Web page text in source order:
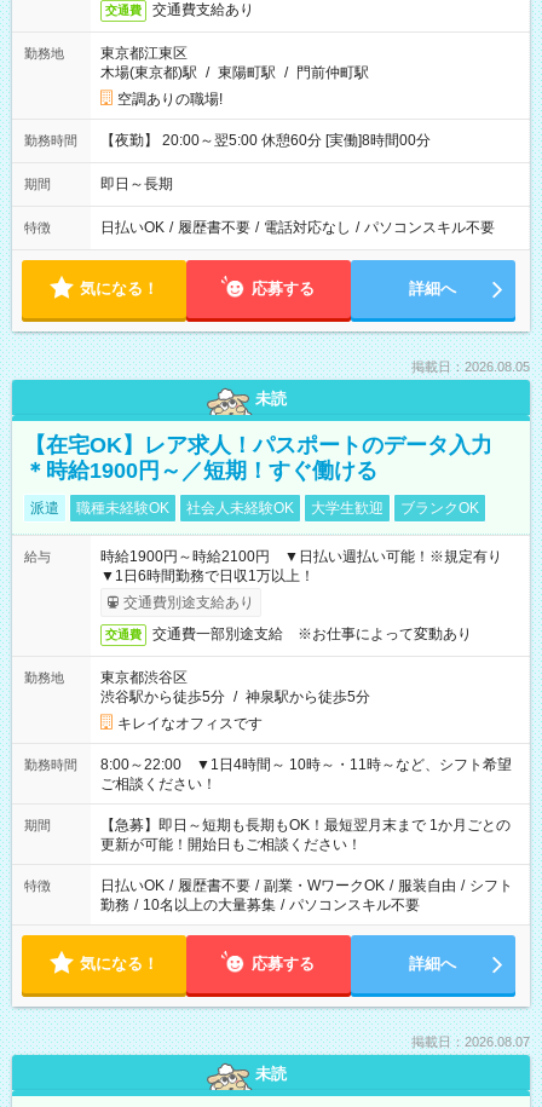
交通費 交通費支給あり
勤務地
東京都江東区
木場(東京都)駅 / 東陽町駅 / 門前仲町駅
空調ありの職場!
勤務時間 【夜勤】 20:00～翌5:00 休憩60分 [実働]8時間00分
期間 即日～長期
特徴 日払いOK / 履歴書不要 / 電話対応なし / パソコンスキル不要
気になる！ 応募する 詳細へ
掲載日：2026.08.05
未読
【在宅OK】レア求人！パスポートのデータ入力
＊時給1900円～／短期！すぐ働ける
派遣 職種未経験OK 社会人未経験OK 大学生歓迎 ブランクOK
給与
時給1900円～時給2100円 ▼日払い週払い可能！※規定有り
▼1日6時間勤務で日収1万以上！
交通費別途支給あり
交通費 交通費一部別途支給 ※お仕事によって変動あり
勤務地
東京都渋谷区
渋谷駅から徒歩5分 / 神泉駅から徒歩5分
キレイなオフィスです
勤務時間
8:00～22:00 ▼1日4時間～ 10時～・11時～など、シフト希望
ご相談ください！
期間
【急募】即日～短期も長期もOK！最短翌月末まで 1か月ごとの
更新が可能！開始日もご相談ください！
特徴 日払いOK / 履歴書不要 / 副業・WワークOK / 服装自由 / シフト
勤務 / 10名以上の大量募集 / パソコンスキル不要
気になる！ 応募する 詳細へ
掲載日：2026.08.07
未読